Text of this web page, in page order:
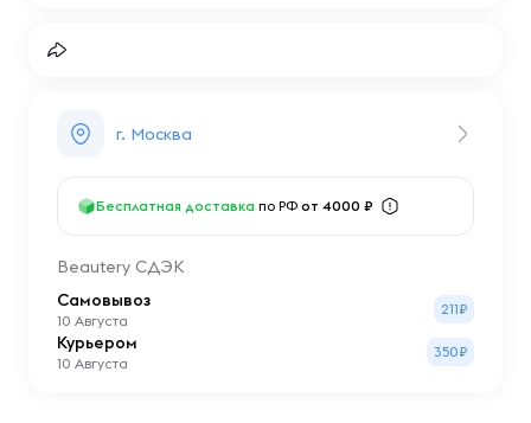
г. Москва
Бесплатная доставка по РФ от 4000 ₽
Beautery СДЭК
Самовывоз
10 Августа
211₽
Курьером
10 Августа
350₽